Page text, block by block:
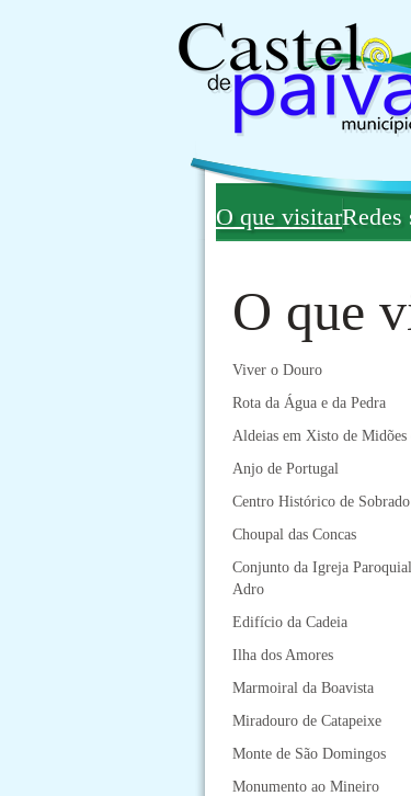
O que visitarRedes
O que
Viver o Douro
Rota da Água e da Pedra
Aldeias em Xisto de Midões
Anjo de Portugal
Centro Histórico de Sobrado
Choupal das Concas
Conjunto da Igreja
Adro
Edifício da Cadeia
Ilha dos Amores
Marmoiral da Boavista
Miradouro de Catapeixe
Monte de São Domingos
Monumento ao Mineiro